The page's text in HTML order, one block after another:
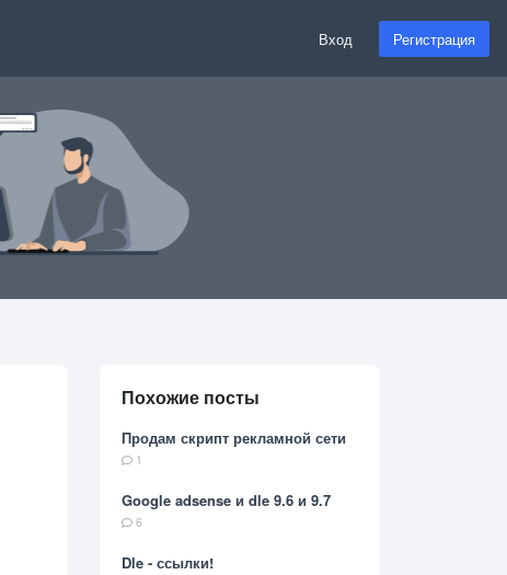
Вход Регистрация
Похожие посты
Продам скрипт рекламной сети
1
Google adsense и dle 9.6 и 9.7
6
Dle - ссылки!